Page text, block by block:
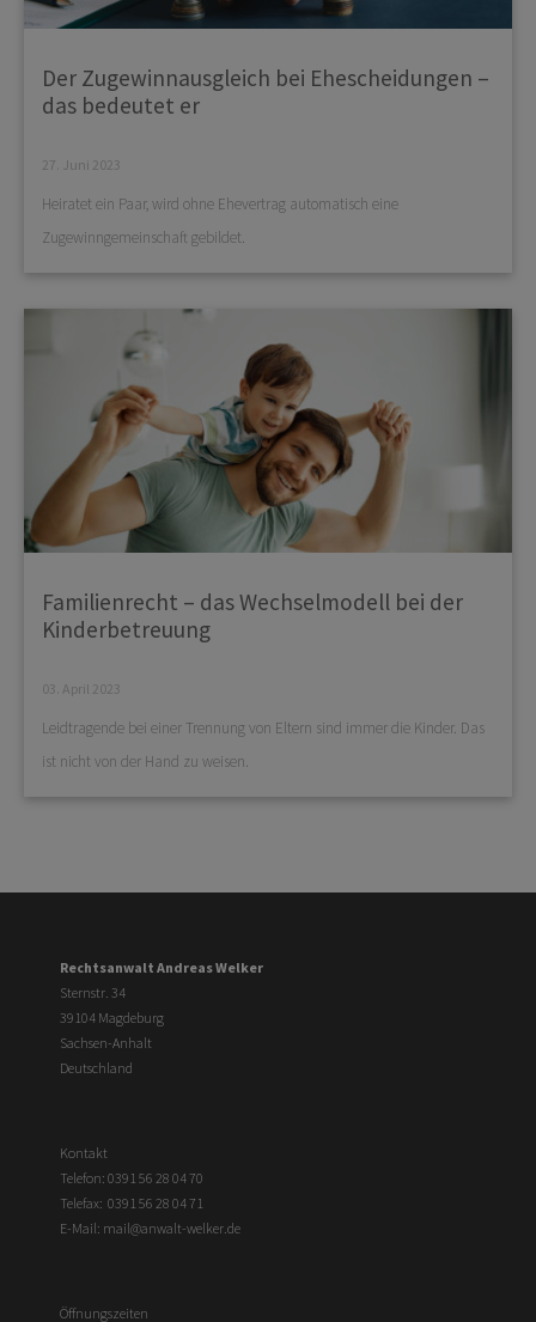
Der Zugewinnausgleich bei Ehescheidungen –
das bedeutet er
27. Juni 2023
Heiratet ein Paar, wird ohne Ehevertrag automatisch eine
Zugewinngemeinschaft gebildet.
Familienrecht – das Wechselmodell bei der
Kinderbetreuung
03. April 2023
Leidtragende bei einer Trennung von Eltern sind immer die Kinder. Das
ist nicht von der Hand zu weisen.
Rechtsanwalt Andreas Welker
Sternstr. 34
39104 Magdeburg
Sachsen-Anhalt
Deutschland
Kontakt
Telefon: 0391 56 28 04 70
Telefax: 0391 56 28 04 71
E-Mail: mail@anwalt-welker.de
Öffnungszeiten